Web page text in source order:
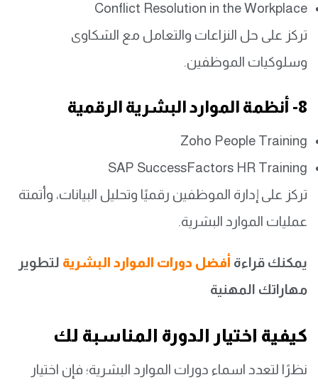
Conflict Resolution in the Workplace
تركز على حل النزاعات والتعامل مع الشكاوى
وسلوكيات الموظفين.
8- أنظمة الموارد البشرية الرقمية
Zoho People Training
SAP SuccessFactors HR Training
تركز على إدارة الموظفين رقميًا وتحليل البيانات، وأتمتة
عمليات الموارد البشرية.
يمكنك قراءة أفضل دورات الموارد البشرية لتطوير
مهاراتك المهنية
كيفية اختيار الدورة المناسبة لك
نظرًا لتعدد اسماء دورات الموارد البشرية؛ فإن اختيار